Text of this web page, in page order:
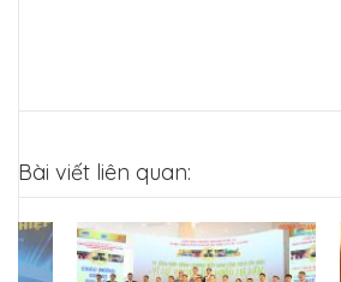
Bài viết liên quan: